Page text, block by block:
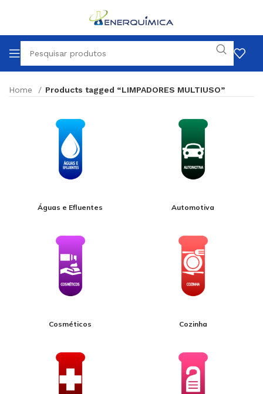
Home Products tagged “LIMPADORES MULTIUSO”
Águas e Efluentes Automotiva
Cosméticos Cozinha